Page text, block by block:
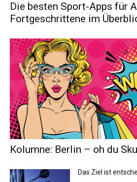
Die besten Sport-Apps für
Fortgeschrittene im
Kolumne: Berlin – oh du
Das Ziel ist